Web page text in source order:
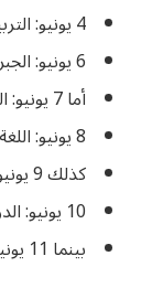
4 يونيو: التربية الفنية والتربية الدينية والكمبيوتر.
6 يونيو: الجبر والإحصاء.
أما 7 يونيو: اللغة العربية.
8 يونيو: اللغة الأجنبية.
كذلك 9 يونيو: الهندسة.
10 يونيو: الدراسات الاجتماعية.
بينما 11 يونيو: العلوم.